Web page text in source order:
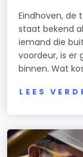
Eindhoven, de
staat bekend
iemand die
voordeur, is er
binnen. Wat
LEES